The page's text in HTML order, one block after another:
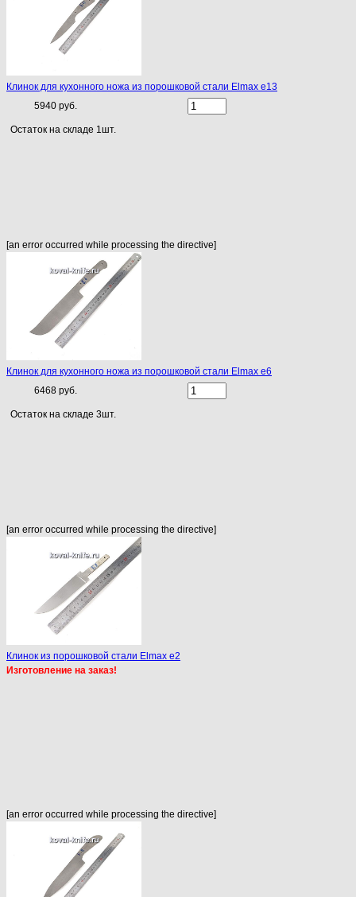
Клинок для кухонного ножа из порошковой стали Elmax e13
5940 руб.
Остаток на складе 1шт.
[an error occurred while processing the directive]
Клинок для кухонного ножа из порошковой стали Elmax e6
6468 руб.
Остаток на складе 3шт.
[an error occurred while processing the directive]
Клинок из порошковой стали Elmax e2
Изготовление на заказ!
[an error occurred while processing the directive]